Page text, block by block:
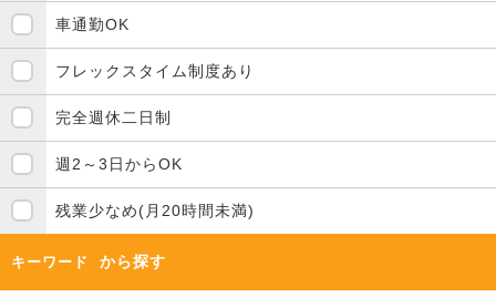
車通勤OK
フレックスタイム制度あり
完全週休二日制
週2～3日からOK
残業少なめ(月20時間未満)
キーワード から探す